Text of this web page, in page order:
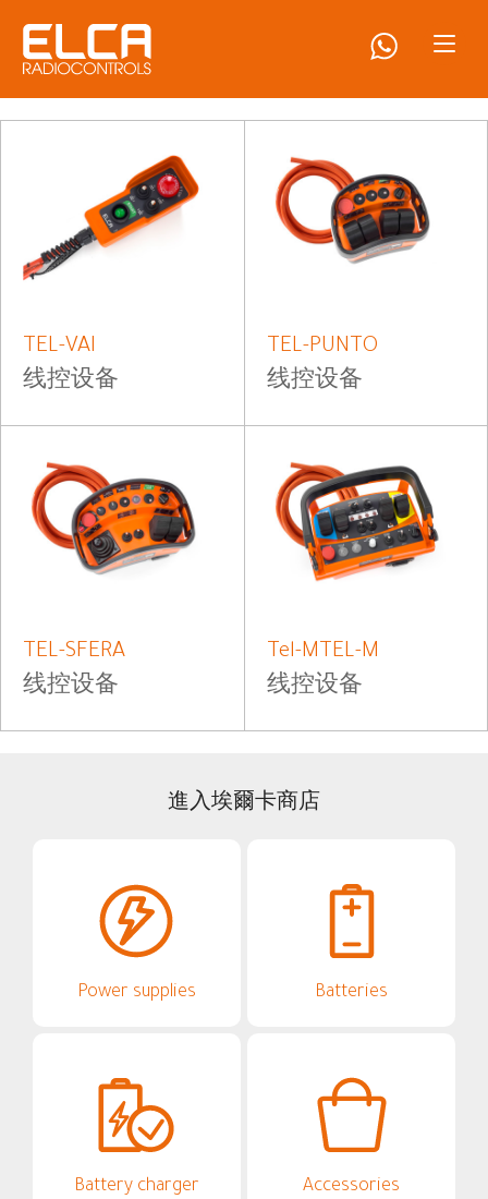
TEL-VAI
线控设备
TEL-PUNTO
线控设备
TEL-SFERA
线控设备
Tel-MTEL-M
线控设备
進入埃爾卡商店
Power supplies Batteries
Battery charger Accessories